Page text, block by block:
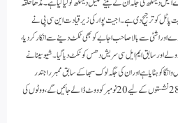
دیشمکھ کی جگہ ان کے بیٹے سلیل دیشمکھ کو لیا گیا ہے۔ مڈھا حلقہ
پاٹل کو ترجیح دی ہے۔اجیت پوار کی زیرقیادت این سی پی نے
اور اشٹی سے بالاصاحب اجابے کو بھی ٹکٹ دینے سے انکار کردیا،
اور سابق ایم ایل سی سریش دھس کو ٹکٹ دیا گیا۔شیو سینا نے
کو ہٹایا ہے اور ان کی جگہ لوک سبھا کے سابق ممبر راجندر
گاویت کو میدان میں اتارا ہے۔عیاں رہے کہ، 288 نشستوں کے لیے 20 نومبر کو ووٹ ڈالے جائیں گے، ووٹوں کی